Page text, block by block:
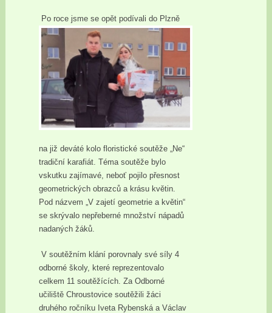
Po roce jsme se opět podívali do Plzně
na již deváté kolo floristické soutěže „Ne“
tradiční karafiát. Téma soutěže bylo
vskutku zajímavé, neboť pojilo přesnost
geometrických obrazců a krásu květin.
Pod názvem „V zajetí geometrie a květin“
se skrývalo nepřeberné množství nápadů
nadaných žáků.
V soutěžním klání porovnaly své síly 4
odborné školy, které reprezentovalo
celkem 11 soutěžících. Za Odborné
učiliště Chroustovice soutěžili žáci
druhého ročníku Iveta Rybenská a Václav